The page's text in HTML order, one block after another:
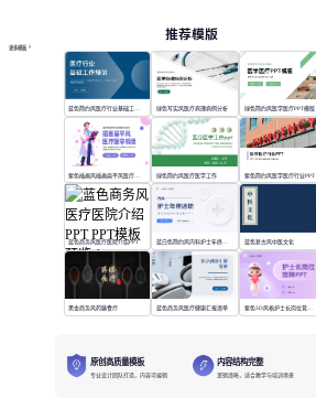
推荐模版
更多模板
蓝色简约风医疗行业基础工作培训 绿色写实风医疗病理病例分析 绿色简约风医学医疗PPT模版
绿色简约风医疗医学工作 紫色简约风医学医疗行业PPT
蓝色商务风医疗医院介绍PPT 蓝色复古风中医文化
黑金商务风药膳食疗 蓝色商务风医疗健康汇报清单 紫色3D风格护士长岗位竞聘PPT
原创高质量模板
专业设计团队打造，内容可编辑
内容结构完整
逻辑清晰，适合教学与培训场景